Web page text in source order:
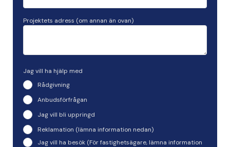
Projektets adress (om annan än ovan)
Jag vill ha hjälp med
Rådgivning
Anbudsförfrågan
Jag vill bli uppringd
Reklamation (lämna information nedan)
Jag vill ha besök (För fastighetsägare, lämna information